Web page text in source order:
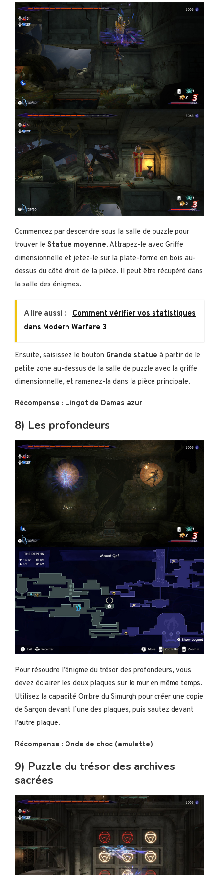
Commencez par descendre sous la salle de puzzle pour
trouver le Statue moyenne. Attrapez-le avec Griffe
dimensionnelle et jetez-le sur la plate-forme en bois au-
dessus du côté droit de la pièce. Il peut être récupéré dans
la salle des énigmes.
A lire aussi : Comment vérifier vos statistiques
dans Modern Warfare 3
Ensuite, saisissez le bouton Grande statue à partir de le
petite zone au-dessus de la salle de puzzle avec la griffe
dimensionnelle, et ramenez-la dans la pièce principale.
Récompense : Lingot de Damas azur
8) Les profondeurs
Pour résoudre l’énigme du trésor des profondeurs, vous
devez éclairer les deux plaques sur le mur en même temps.
Utilisez la capacité Ombre du Simurgh pour créer une copie
de Sargon devant l’une des plaques, puis sautez devant
l’autre plaque.
Récompense : Onde de choc (amulette)
9) Puzzle du trésor des archives
sacrées